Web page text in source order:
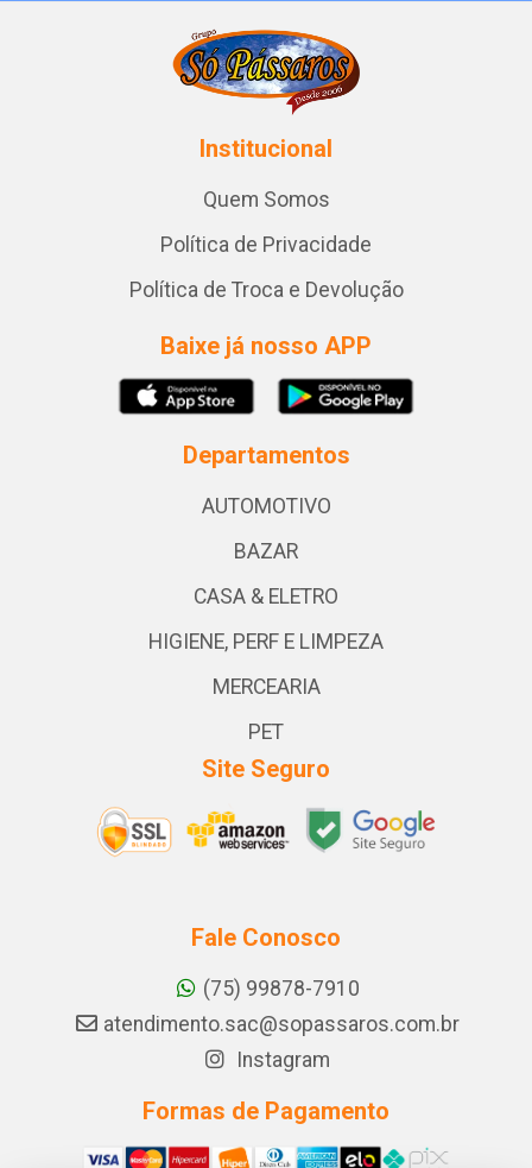
Institucional
Quem Somos
Política de Privacidade
Política de Troca e Devolução
Baixe já nosso APP
Departamentos
AUTOMOTIVO
BAZAR
CASA & ELETRO
HIGIENE, PERF E LIMPEZA
MERCEARIA
PET
Site Seguro
Fale Conosco
(75) 99878-7910
atendimento.sac@sopassaros.com.br
Instagram
Formas de Pagamento